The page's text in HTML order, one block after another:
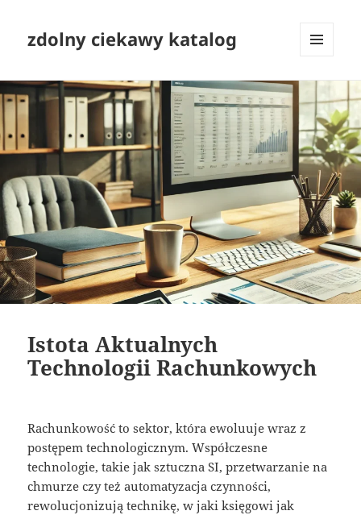
zdolny ciekawy katalog
Istota Aktualnych
Technologii Rachunkowych
Rachunkowość to sektor, która ewoluuje wraz z
postępem technologicznym. Współczesne
technologie, takie jak sztuczna SI, przetwarzanie na
chmurze czy też automatyzacja czynności,
rewolucjonizują technikę, w jaki księgowi jak